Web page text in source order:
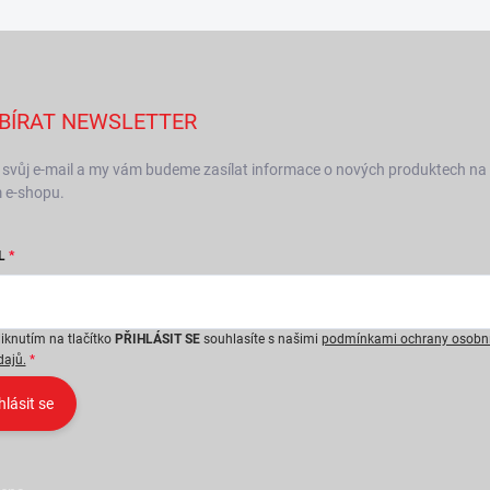
NEWSLETTER
e-mail a my vám budeme zasílat informace o nových produktech na
e-shopu.
na tlačítko PŘIHLÁSIT SE souhlasíte s našimi podmínkami ochrany
se